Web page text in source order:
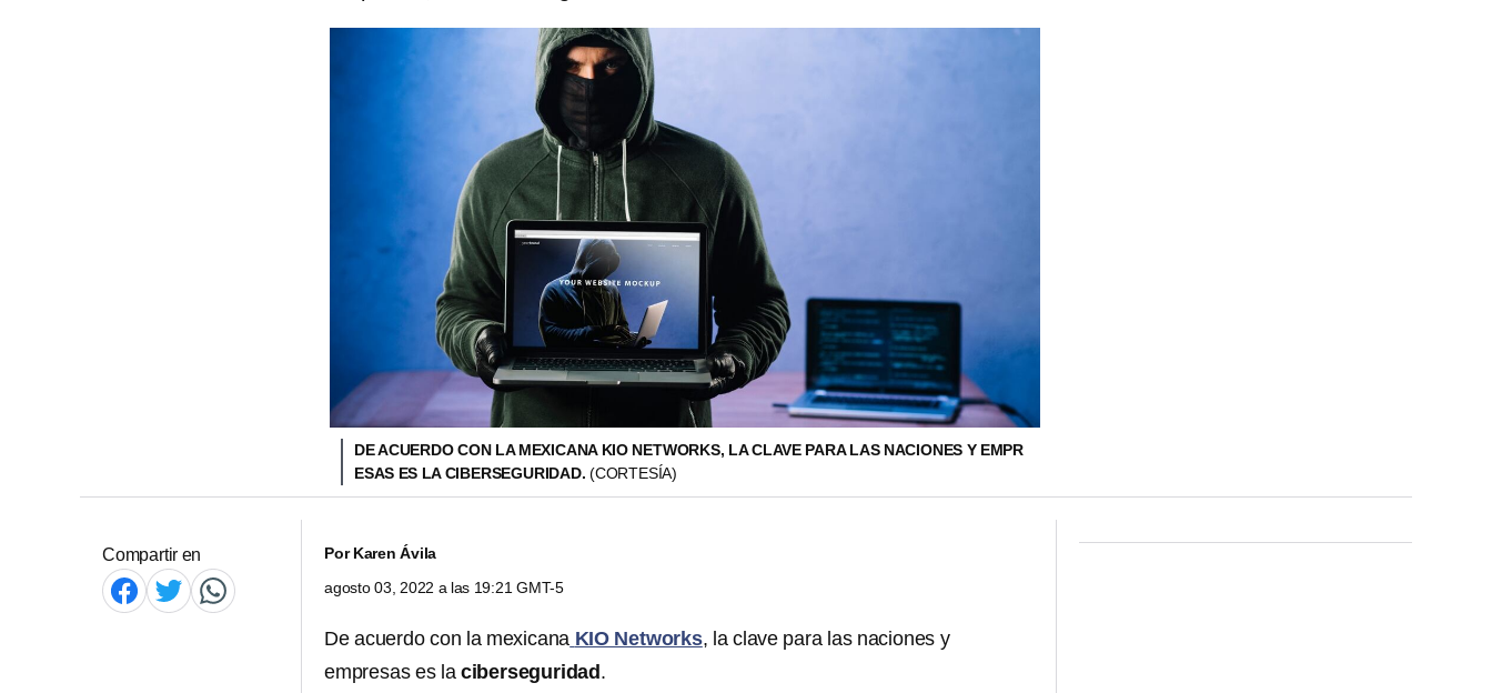
DE ACUERDO CON LA MEXICANA KIO NETWORKS, LA CLAVE PARA LAS NACIONES Y EMPR
ESAS ES LA CIBERSEGURIDAD.(CORTESÍA)
Compartir en PorKaren Ávila
agosto 03, 2022 a las 19:21 GMT-5
De acuerdo con la mexicana KIO Networks, la clave para las naciones y
empresas es la ciberseguridad .